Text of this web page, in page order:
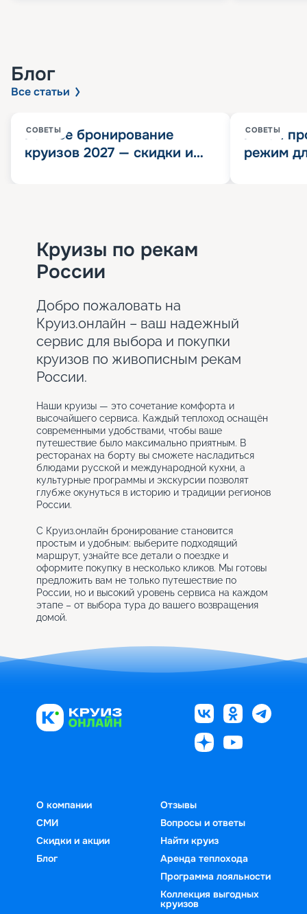
Блог
Все статьи
СОВЕТЫ
Раннее бронирование
круизов 2027 — скидки и
СОВЕТЫ
Китай
режим
Круизы по рекам
России
Добро пожаловать на
Круиз.онлайн – ваш надежный
сервис для выбора и покупки
круизов по живописным рекам
России.
Наши круизы — это сочетание комфорта и
высочайшего сервиса. Каждый теплоход оснащён
современными удобствами, чтобы ваше
путешествие было максимально приятным. В
ресторанах на борту вы сможете насладиться
блюдами русской и международной кухни, а
культурные программы и экскурсии позволят
глубже окунуться в историю и традиции регионов
России.
С Круиз.онлайн бронирование становится
простым и удобным: выберите подходящий
маршрут, узнайте все детали о поездке и
оформите покупку в несколько кликов. Мы готовы
предложить вам не только путешествие по
России, но и высокий уровень сервиса на каждом
этапе – от выбора тура до вашего возвращения
домой.
О компании
СМИ
Скидки и акции
Блог
Отзывы
Вопросы и ответы
Найти круиз
Аренда теплохода
Программа лояльности
Коллекция выгодных
круизов